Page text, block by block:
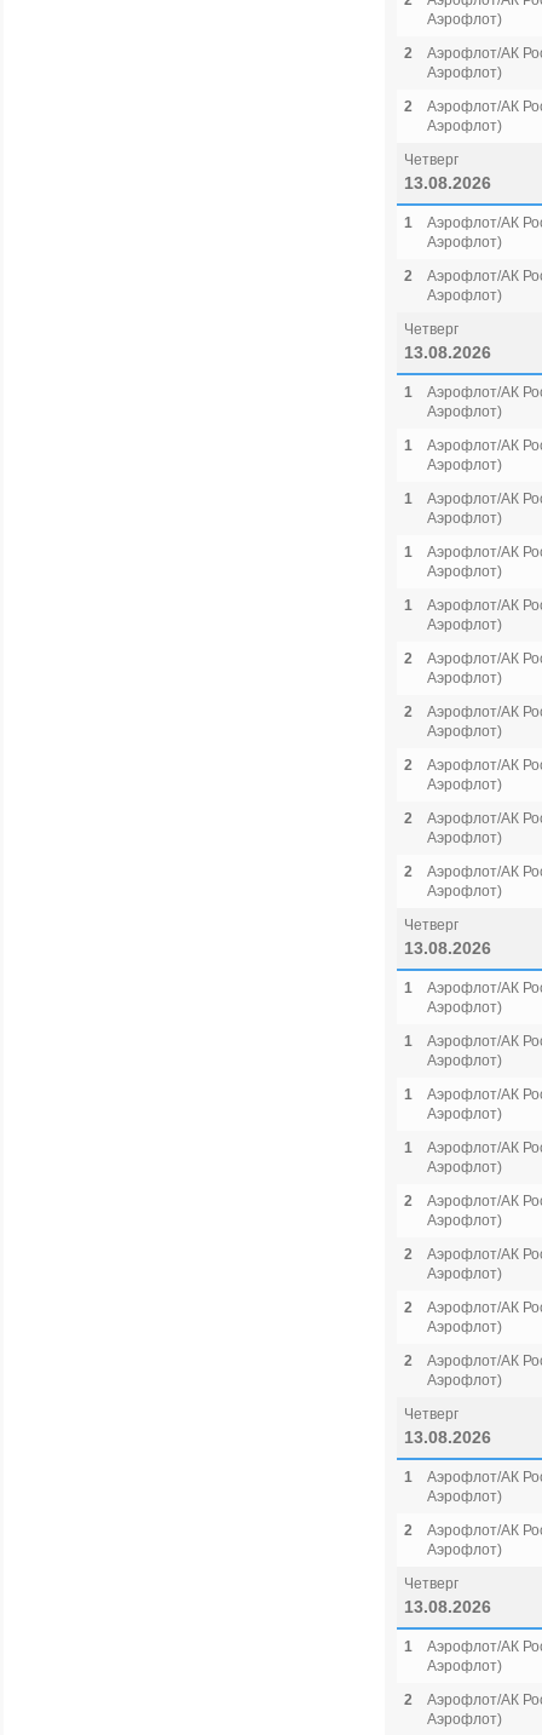
Аэрофлот)
2
Аэрофлот/АК
Аэрофлот)
2
Аэрофлот/АК
Аэрофлот)
Четверг
13.08.2026
1
Аэрофлот/АК
Аэрофлот)
2
Аэрофлот/АК
Аэрофлот)
Четверг
13.08.2026
1
Аэрофлот/АК
Аэрофлот)
1
Аэрофлот/АК
Аэрофлот)
1
Аэрофлот/АК
Аэрофлот)
1
Аэрофлот/АК
Аэрофлот)
1
Аэрофлот/АК
Аэрофлот)
2
Аэрофлот/АК
Аэрофлот)
2
Аэрофлот/АК
Аэрофлот)
2
Аэрофлот/АК
Аэрофлот)
2
Аэрофлот/АК
Аэрофлот)
2
Аэрофлот/АК
Аэрофлот)
Четверг
13.08.2026
1
Аэрофлот/АК
Аэрофлот)
1
Аэрофлот/АК
Аэрофлот)
1
Аэрофлот/АК
Аэрофлот)
1
Аэрофлот/АК
Аэрофлот)
2
Аэрофлот/АК
Аэрофлот)
2
Аэрофлот/АК
Аэрофлот)
2
Аэрофлот/АК
Аэрофлот)
2
Аэрофлот/АК
Аэрофлот)
Четверг
13.08.2026
1
Аэрофлот/АК
Аэрофлот)
2
Аэрофлот/АК
Аэрофлот)
Четверг
13.08.2026
1
Аэрофлот/АК
Аэрофлот)
2
Аэрофлот/АК
Аэрофлот)